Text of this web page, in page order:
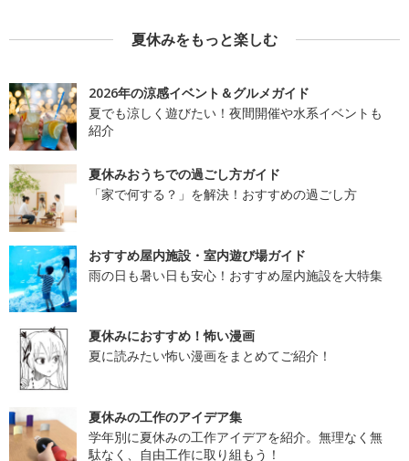
夏休みをもっと楽しむ
2026年の涼感イベント＆グルメガイド
夏でも涼しく遊びたい！夜間開催や水系イベントも
紹介
夏休みおうちでの過ごし方ガイド
「家で何する？」を解決！おすすめの過ごし方
おすすめ屋内施設・室内遊び場ガイド
雨の日も暑い日も安心！おすすめ屋内施設を大特集
夏休みにおすすめ！怖い漫画
夏に読みたい怖い漫画をまとめてご紹介！
夏休みの工作のアイデア集
学年別に夏休みの工作アイデアを紹介。無理なく無
駄なく、自由工作に取り組もう！